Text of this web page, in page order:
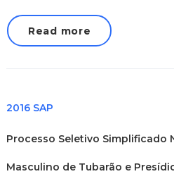
Read more
2016 SAP
Processo Seletivo Simplificado
Masculino de Tubarão e